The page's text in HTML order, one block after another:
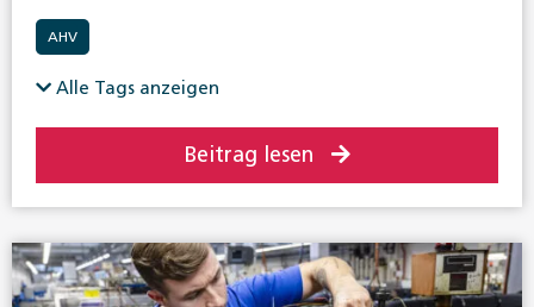
AHV
Alle Tags anzeigen
Beitrag lesen